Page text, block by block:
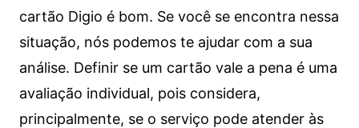
cartão Digio é bom. Se você se encontra nessa
situação, nós podemos te ajudar com a sua
análise. Definir se um cartão vale a pena é uma
avaliação individual, pois considera,
principalmente, se o serviço pode atender às